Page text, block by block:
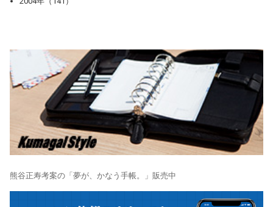
熊谷正寿考案の「夢が、かなう手帳。」販売中